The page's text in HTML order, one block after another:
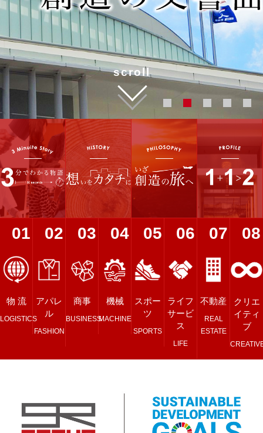
scroll
物 流
LOGISTICS
アパレ
ル
FASHION
商事
BUSINESS
機械
MACHINE
スポー
ツ
SPORTS
ライフ
サービ
ス
LIFE
不動産
REAL
ESTATE
クリエ
イティ
ブ